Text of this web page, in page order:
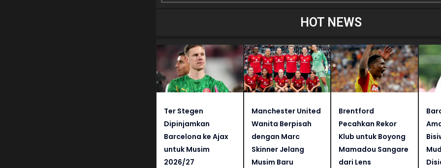
HOT NEWS
Ter Stegen
Dipinjamkan
Barcelona ke Ajax
untuk Musim
2026/27
Manchester United
Wanita Berpisah
dengan Marc
Skinner Jelang
Musim Baru
Brentford
Pecahkan Rekor
Klub untuk Boyong
Mamadou Sangare
dari Lens